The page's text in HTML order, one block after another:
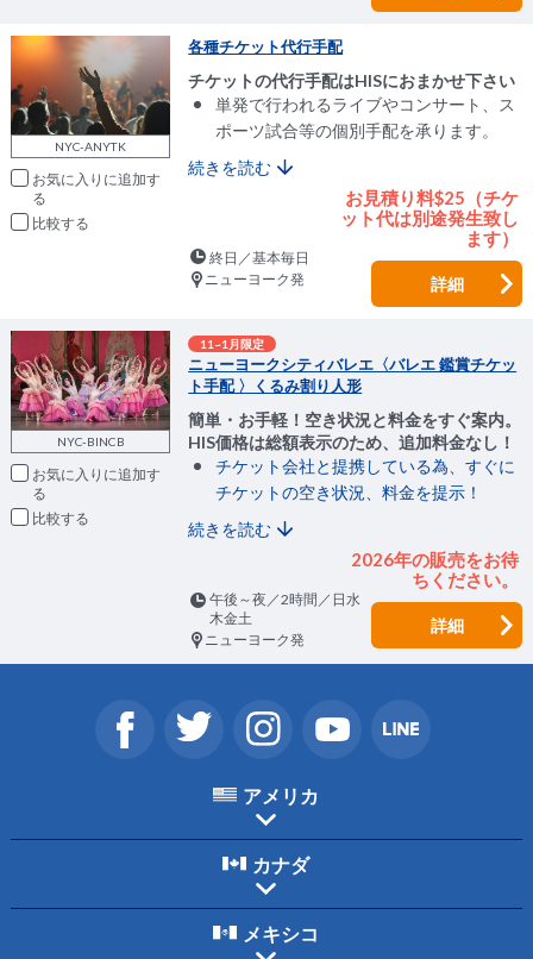
NYC-ANYTK
お気に入りに追加
比較
各種チケット代行手配
チケットの代行手配はHISにおまかせ下さい
単発で行われるライブやコンサート、ス
ポーツ試合等の個別手配を承ります。
続きを読む
お見積り料$25（チケ
ット代は別途発生致し
ます）
終日／基本毎日
ニューヨーク発
詳細
NYC-BINCB
お気に入りに追加
比較
11~1月限定
ニューヨークシティバレエ〈バレエ 鑑賞チケッ
ト手配 〉くるみ割り人形
簡単・お手軽！空き状況と料金をすぐ案内。
HIS価格は総額表示のため、追加料金なし！
チケット会社と提携している為、すぐに
チケットの空き状況、料金を提示！
続きを読む
2026年の販売をお待
ちください。
午後～夜／2時間／日水
木金土
ニューヨーク発
詳細
アメリカ
カナダ
メキシコ